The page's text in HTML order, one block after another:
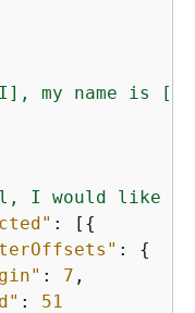
my name is
I would like to
: [ {
: {
: 7 ,
: 51